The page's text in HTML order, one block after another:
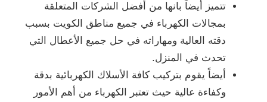
تتميز أيضاً بانها من أفضل الشركات المتعلقة
بمجالات الكهرباء في جميع مناطق الكويت بسبب
دقته العالية ومهاراته في حل جميع الأعطال التي
تحدث في المنزل.
أيضاً يقوم بتركيب كافة الأسلاك الكهربائية بدقة
وكفاءة عالية حيث تعتبر الكهرباء من أهم الأمور